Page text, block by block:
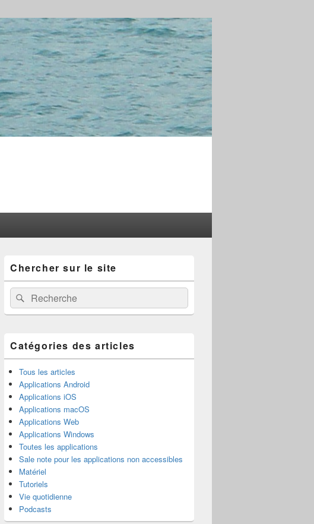
principale
de
widget
pour
la
Chercher sur le site
Recherche :Rechercher
Catégories des articles
Tous les articles
Applications Android
Applications iOS
Applications macOS
Applications Web
Applications Windows
Toutes les applications
Sale note pour les applications non accessibles
Matériel
Tutoriels
Vie quotidienne
Podcasts